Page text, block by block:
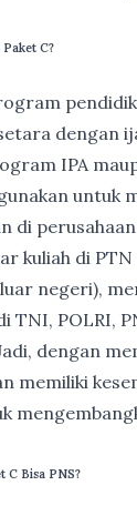
Paket C?
dengan
IPA
untuk
di
kuliah di PTN
negeri),
TNI, POLRI,
dengan
memiliki
C Bisa PNS?